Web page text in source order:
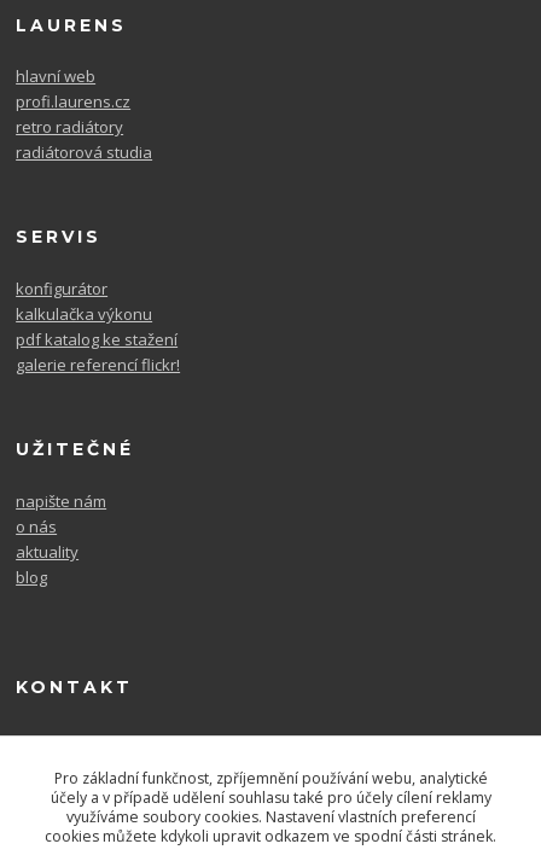
LAURENS
hlavní web
profi.laurens.cz
retro radiátory
radiátorová studia
SERVIS
konfigurátor
kalkulačka výkonu
pdf katalog ke stažení
galerie referencí flickr!
UŽITEČNÉ
napište nám
o nás
aktuality
blog
KONTAKT
604 567 726
Pro základní funkčnost, zpříjemnění používání webu, analytické
účely a v případě udělení souhlasu také pro účely cílení reklamy
využíváme soubory cookies. Nastavení vlastních preferencí
cookies můžete kdykoli upravit odkazem ve spodní části stránek.